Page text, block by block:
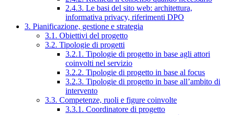
2.4.3. Le basi del sito web: architettura,
informativa privacy, riferimenti DPO
3. Pianificazione, gestione e strategia
3.1. Obiettivi del progetto
3.2. Tipologie di progetti
3.2.1. Tipologie di progetto in base agli attori
coinvolti nel servizio
3.2.2. Tipologie di progetto in base al focus
3.2.3. Tipologie di progetto in base all’ambito di
intervento
3.3. Competenze, ruoli e figure coinvolte
3.3.1. Coordinatore di progetto